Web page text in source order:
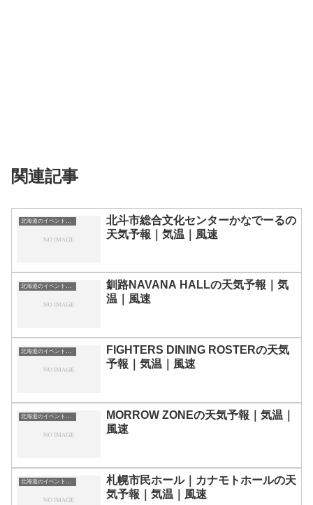
関連記事
北海道のイベント会場一覧
北斗市総合文化センターかなでーるの
天気予報｜気温｜風速
北海道のイベント会場一覧
釧路NAVANA HALLの天気予報｜気
温｜風速
北海道のイベント会場一覧
FIGHTERS DINING ROSTERの天気
予報｜気温｜風速
北海道のイベント会場一覧
MORROW ZONEの天気予報｜気温｜
風速
北海道のイベント会場一覧
札幌市民ホール｜カナモトホールの天
気予報｜気温｜風速